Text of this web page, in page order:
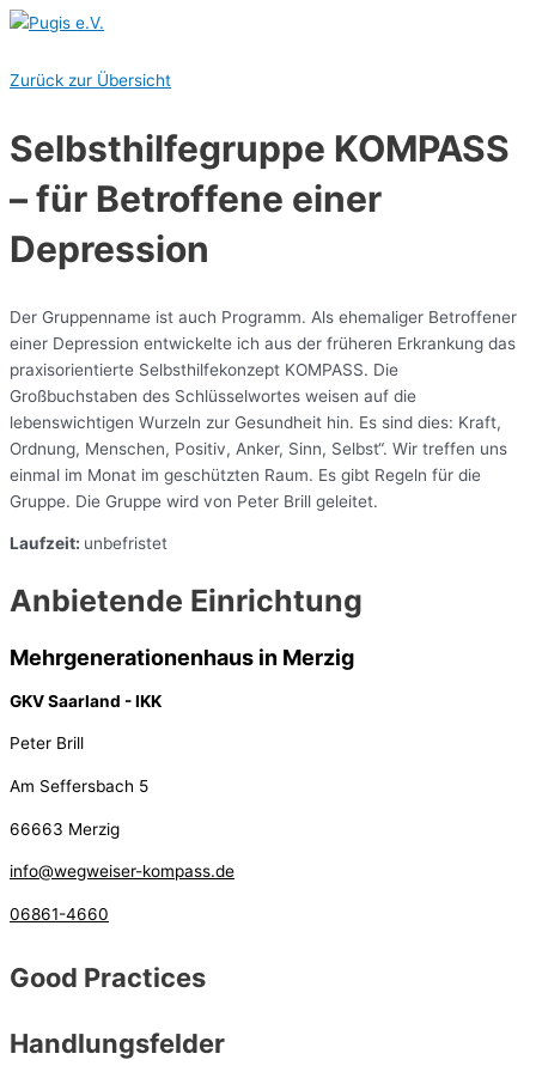
Zum
Inhalt
Zurück zur Übersicht
Selbsthilfegruppe KOMPASS
– für Betroffene einer
Depression
Der Gruppenname ist auch Programm. Als ehemaliger Betroffener
einer Depression entwickelte ich aus der früheren Erkrankung das
praxisorientierte Selbsthilfekonzept KOMPASS. Die
Großbuchstaben des Schlüsselwortes weisen auf die
lebenswichtigen Wurzeln zur Gesundheit hin. Es sind dies: Kraft,
Ordnung, Menschen, Positiv, Anker, Sinn, Selbst“. Wir treffen uns
einmal im Monat im geschützten Raum. Es gibt Regeln für die
Gruppe. Die Gruppe wird von Peter Brill geleitet.
Laufzeit: unbefristet
Anbietende Einrichtung
Mehrgenerationenhaus in Merzig
GKV Saarland - IKK
Peter Brill
Am Seffersbach 5
66663 Merzig
info@wegweiser-kompass.de
06861-4660
Good Practices
Handlungsfelder